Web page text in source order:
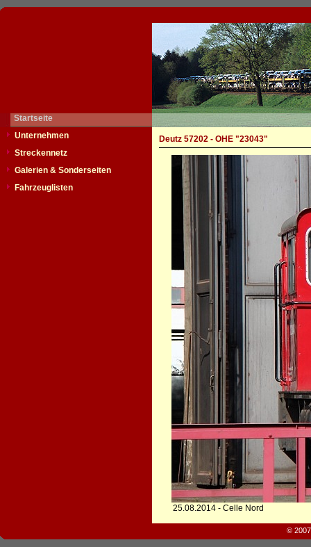
Startseite
Unternehmen
Streckennetz
Galerien & Sonderseiten
Fahrzeuglisten
Deutz 57202 - OHE "23043"
25.08.2014 - Celle Nord
©